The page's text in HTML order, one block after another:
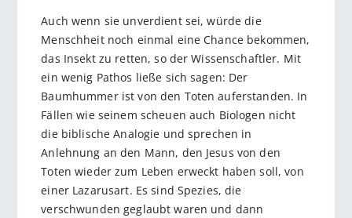
Auch wenn sie unverdient sei, würde die
Menschheit noch einmal eine Chance bekommen,
das Insekt zu retten, so der Wissenschaftler. Mit
ein wenig Pathos ließe sich sagen: Der
Baumhummer ist von den Toten auferstanden. In
Fällen wie seinem scheuen auch Biologen nicht
die biblische Analogie und sprechen in
Anlehnung an den Mann, den Jesus von den
Toten wieder zum Leben erweckt haben soll, von
einer Lazarusart. Es sind Spezies, die
verschwunden geglaubt waren und dann